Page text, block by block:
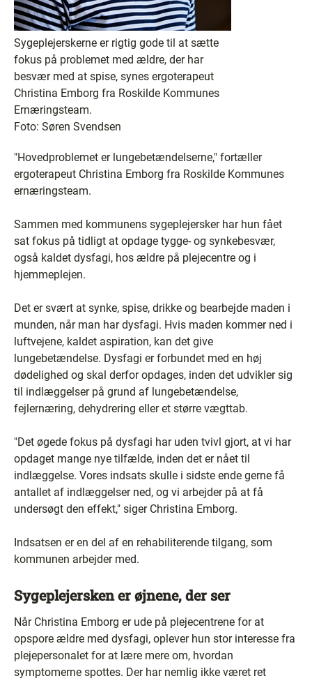
Sygeplejerskerne er rigtig gode til at sætte
fokus på problemet med ældre, der har
besvær med at spise, synes ergoterapeut
Christina Emborg fra Roskilde Kommunes
Ernæringsteam.
Foto: Søren Svendsen
"Hovedproblemet er lungebetændelserne," fortæller
ergoterapeut Christina Emborg fra Roskilde Kommunes
ernæringsteam.
Sammen med kommunens sygeplejersker har hun fået
sat fokus på tidligt at opdage tygge- og synkebesvær,
også kaldet dysfagi, hos ældre på plejecentre og i
hjemmeplejen.
Det er svært at synke, spise, drikke og bearbejde maden i
munden, når man har dysfagi. Hvis maden kommer ned i
luftvejene, kaldet aspiration, kan det give
lungebetændelse. Dysfagi er forbundet med en høj
dødelighed og skal derfor opdages, inden det udvikler sig
til indlæggelser på grund af lungebetændelse,
fejlernæring, dehydrering eller et større vægttab.
"Det øgede fokus på dysfagi har uden tvivl gjort, at vi har
opdaget mange nye tilfælde, inden det er nået til
indlæggelse. Vores indsats skulle i sidste ende gerne få
antallet af indlæggelser ned, og vi arbejder på at få
undersøgt den effekt," siger Christina Emborg.
Indsatsen er en del af en rehabiliterende tilgang, som
kommunen arbejder med.
Sygeplejersken er øjnene, der ser
Når Christina Emborg er ude på plejecentrene for at
opspore ældre med dysfagi, oplever hun stor interesse fra
plejepersonalet for at lære mere om, hvordan
symptomerne spottes. Der har nemlig ikke været ret